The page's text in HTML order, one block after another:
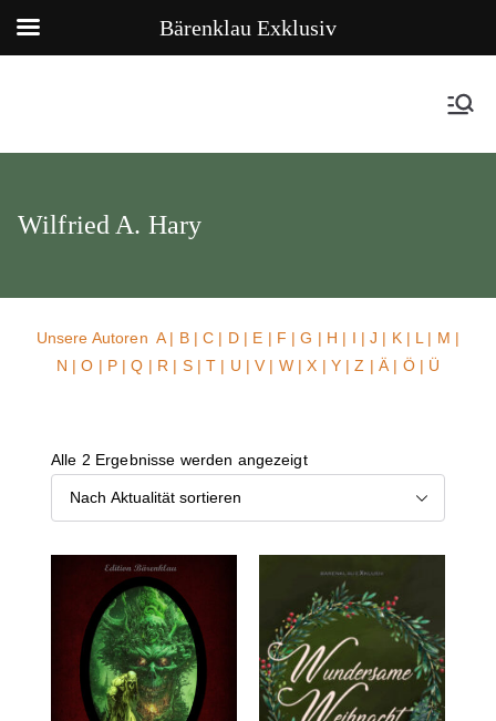
Wilfried A. Hary
Unsere AutorenA| B|C | D| E | F |G | H | I |J | K| L | M |
N |O | P|Q | R | S|T | U | V | W| X | Y | Z | Ä | Ö | Ü
Alle 2 Ergebnisse werden angezeigt
Bärenklau Exklusiv